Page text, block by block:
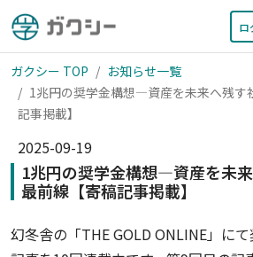
ロ
ガクシー TOP
お知らせ一覧
1兆円の奨学金構想―資産を未来へ残す
記事掲載】
2025-09-19
1兆円の奨学金構想―資産を未
最前線【寄稿記事掲載】
幻冬舎の「THE GOLD ONLINE」に